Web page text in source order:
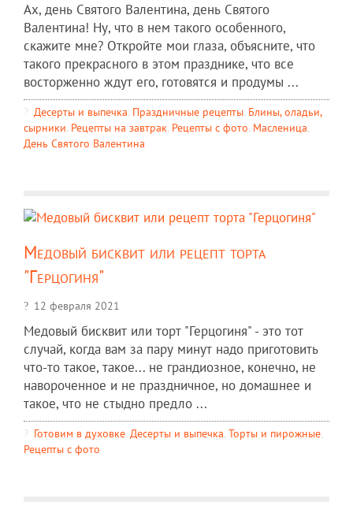
Ах, день Святого Валентина, день Святого
Валентина! Ну, что в нем такого особенного,
скажите мне? Откройте мои глаза, объясните, что
такого прекрасного в этом празднике, что все
восторженно ждут его, готовятся и продумы ...
Десерты и выпечка, Праздничные рецепты, Блины, оладьи,
сырники, Рецепты на завтрак, Рецепты c фото, Масленица,
День Святого Валентина
Медовый бисквит или рецепт торта
"Герцогиня"
12 февраля 2021
Медовый бисквит или торт "Герцогиня" - это тот
случай, когда вам за пару минут надо приготовить
что-то такое, такое... не грандиозное, конечно, не
навороченное и не праздничное, но домашнее и
такое, что не стыдно предло ...
Готовим в духовке, Десерты и выпечка, Торты и пирожные,
Рецепты c фото